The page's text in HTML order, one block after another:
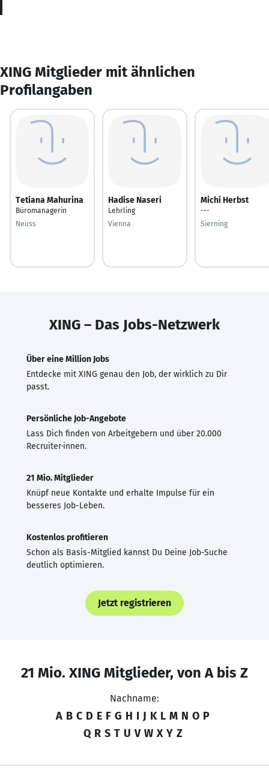
XING Mitglieder mit ähnlichen
Profilangaben
Tetiana Mahurina
Büromanagerin
Neuss
Hadise Naseri
Lehrling
Vienna
Michi Herbst
---
Sierning
XING – Das Jobs-Netzwerk
Über eine Million Jobs
Entdecke mit XING genau den Job, der wirklich zu Dir
passt.
Persönliche Job-Angebote
Lass Dich finden von Arbeitgebern und über 20.000
Recruiter·innen.
21 Mio. Mitglieder
Knüpf neue Kontakte und erhalte Impulse für ein
besseres Job-Leben.
Kostenlos profitieren
Schon als Basis-Mitglied kannst Du Deine Job-Suche
deutlich optimieren.
Jetzt registrieren
21 Mio. XING Mitglieder, von A bis Z
Nachname:
A B C D E F G H I J K L M N O P
Q R S T U V W X Y Z